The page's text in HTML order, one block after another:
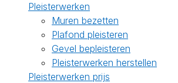
Pleisterwerken
Muren bezetten
Plafond pleisteren
Gevel bepleisteren
Pleisterwerken herstellen
Pleisterwerken prijs